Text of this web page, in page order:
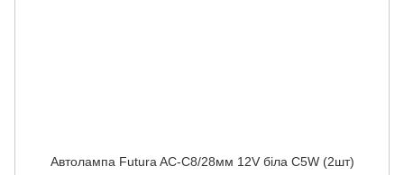
Автолампа Futura AC-C8/28мм 12V біла C5W (2шт)